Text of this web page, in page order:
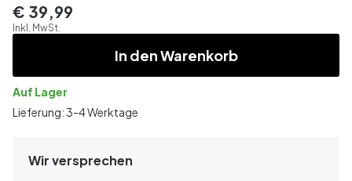
€ 39,99
Inkl. MwSt.
In den Warenkorb
Auf Lager
Lieferung: 3-4 Werktage
Wir versprechen